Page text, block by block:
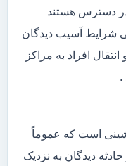
به سادگی در دسترس هستند
شرایط آسیب دیدگان
افراد به مراکز
.
است که عموماً
دیدگان به نزدیک